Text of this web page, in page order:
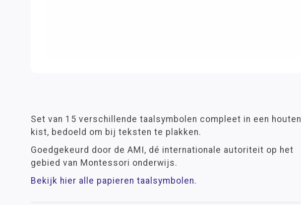
Set van 15 verschillende taalsymbolen compleet in een houten
kist, bedoeld om bij teksten te plakken.
Goedgekeurd door de AMI, dé internationale autoriteit op het
gebied van Montessori onderwijs.
Bekijk hier alle papieren taalsymbolen.